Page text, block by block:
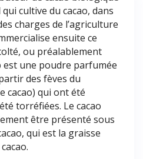
cultive du cacao, dans
charges de l’agriculture
ensuite ce
ou préalablement
est une poudre parfumée
des fèves du
cacao) qui ont été
torréfiées. Le cacao
être présenté sous
qui est la graisse